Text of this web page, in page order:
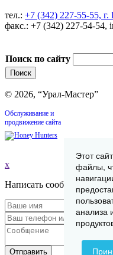
тел.: +7 (342) 227-55-55, г.
факс.: +7 (342) 227-54-54,
Поиск по сайту
© 2026, “Урал-Мастер”
Обслуживание и
продвижение сайта
x
Написать сообщение
Отправить
Этот
файлы,
анализа